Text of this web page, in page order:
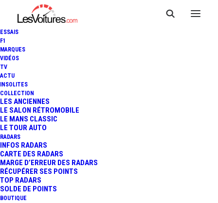
ESSAIS
F1
MARQUES
VIDÉOS
TV
ACTU
INSOLITES
COLLECTION
LES ANCIENNES
LE SALON RÉTROMOBILE
LE MANS CLASSIC
LE TOUR AUTO
RADARS
INFOS RADARS
CARTE DES RADARS
MARGE D’ERREUR DES RADARS
RÉCUPÉRER SES POINTS
TOP RADARS
SOLDE DE POINTS
BOUTIQUE